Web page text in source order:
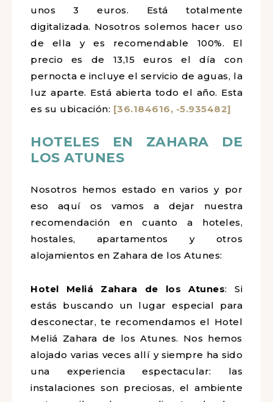
unos 3 euros. Está totalmente
digitalizada. Nosotros solemos hacer uso
de ella y es recomendable 100%. El
precio es de 13,15 euros el día con
pernocta e incluye el servicio de aguas, la
luz aparte. Está abierta todo el año. Esta
es su ubicación: [36.184616, -5.935482]
HOTELES EN ZAHARA DE
LOS ATUNES
Nosotros hemos estado en varios y por
eso aquí os vamos a dejar nuestra
recomendación en cuanto a hoteles,
hostales, apartamentos y otros
alojamientos en Zahara de los Atunes:
Hotel Meliá Zahara de los Atunes: Si
estás buscando un lugar especial para
desconectar, te recomendamos el Hotel
Meliá Zahara de los Atunes. Nos hemos
alojado varias veces allí y siempre ha sido
una experiencia espectacular: las
instalaciones son preciosas, el ambiente